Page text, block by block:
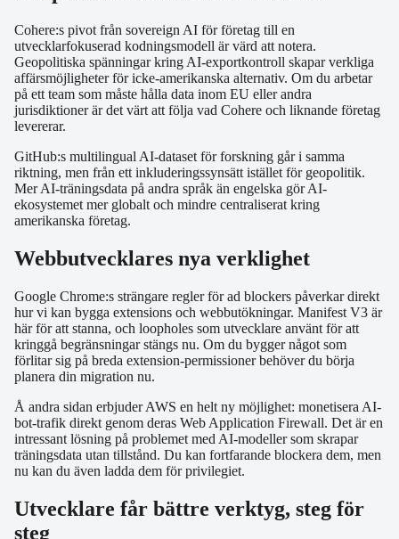
Cohere:s pivot från sovereign AI för företag till en
utvecklarfokuserad kodningsmodell är värd att notera.
Geopolitiska spänningar kring AI-exportkontroll skapar verkliga
affärsmöjligheter för icke-amerikanska alternativ. Om du arbetar
på ett team som måste hålla data inom EU eller andra
jurisdiktioner är det värt att följa vad Cohere och liknande företag
levererar.
GitHub:s multilingual AI-dataset för forskning går i samma
riktning, men från ett inkluderingssynsätt istället för geopolitik.
Mer AI-träningsdata på andra språk än engelska gör AI-
ekosystemet mer globalt och mindre centraliserat kring
amerikanska företag.
Webbutvecklares nya verklighet
Google Chrome:s strängare regler för ad blockers påverkar direkt
hur vi kan bygga extensions och webbutökningar. Manifest V3 är
här för att stanna, och loopholes som utvecklare använt för att
kringgå begränsningar stängs nu. Om du bygger något som
förlitar sig på breda extension-permissioner behöver du börja
planera din migration nu.
Å andra sidan erbjuder AWS en helt ny möjlighet: monetisera AI-
bot-trafik direkt genom deras Web Application Firewall. Det är en
intressant lösning på problemet med AI-modeller som skrapar
träningsdata utan tillstånd. Du kan fortfarande blockera dem, men
nu kan du även ladda dem för privilegiet.
Utvecklare får bättre verktyg, steg för
steg